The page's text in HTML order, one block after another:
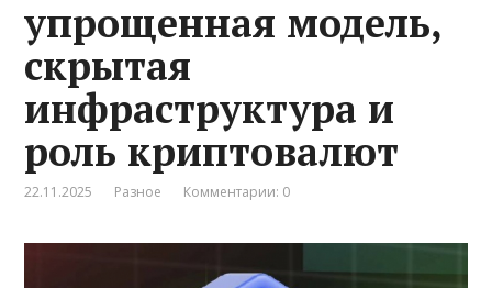
упрощенная модель,
скрытая
инфраструктура и
роль криптовалют
22.11.2025 Разное Комментарии: 0